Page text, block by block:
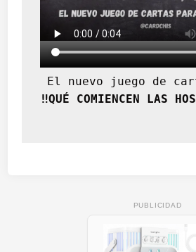
El nuevo juego de
‼️QUÉ COMIENCEN LAS
PUBLICIDAD